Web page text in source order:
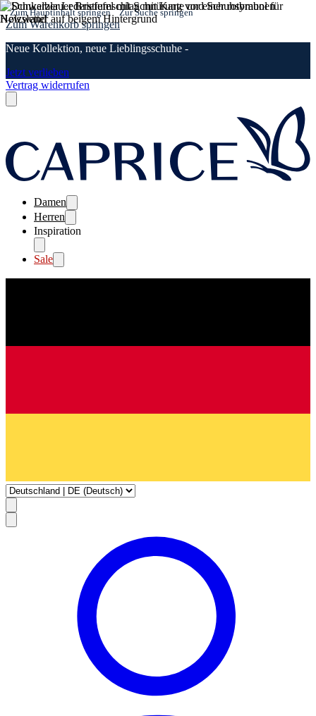
Zum Hauptinhalt springen Zur Suche springen
Zum Warenkorb springen
Neue Kollektion, neue Lieblingsschuhe -
Jetzt verlieben
Vertrag widerrufen
Damen
Herren
Inspiration
Sale